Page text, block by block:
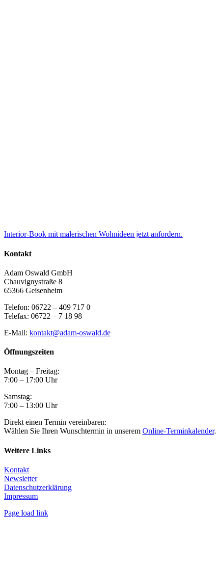
Interior-Book mit malerischen Wohnideen jetzt anfordern.
Kontakt
Adam Oswald GmbH
Chauvignystraße 8
65366 Geisenheim
Telefon: 06722 – 409 717 0
Telefax: 06722 – 7 18 98
E-Mail: kontakt@adam-oswald.de
Öffnungszeiten
Montag – Freitag:
7:00 – 17:00 Uhr
Samstag:
7:00 – 13:00 Uhr
Direkt einen Termin vereinbaren:
Wählen Sie Ihren Wunschtermin in unserem Online-Terminkalender.
Weitere Links
Kontakt
Newsletter
Datenschutzerklärung
Impressum
Page load link